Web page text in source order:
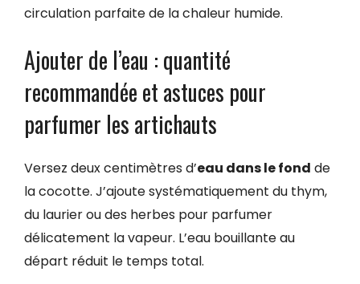
circulation parfaite de la chaleur humide.
Ajouter de l’eau : quantité
recommandée et astuces pour
parfumer les artichauts
Versez deux centimètres d’eau dans le fond de
la cocotte. J’ajoute systématiquement du thym,
du laurier ou des herbes pour parfumer
délicatement la vapeur. L’eau bouillante au
départ réduit le temps total.